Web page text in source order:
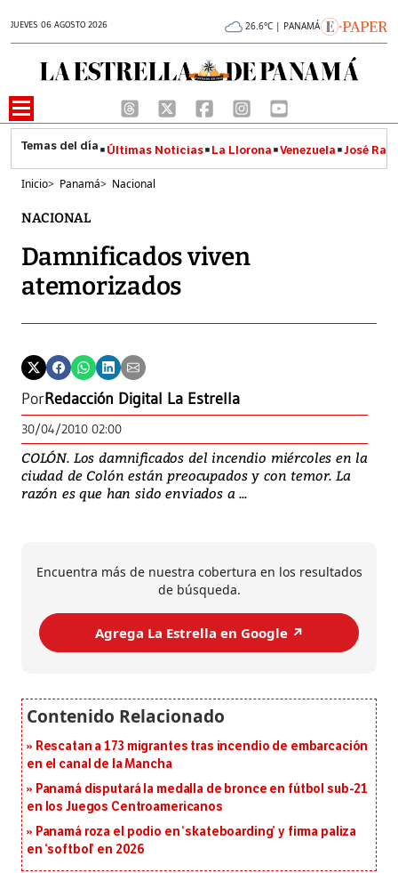
JUEVES 06 AGOSTO 2026 26.6°C | PANAMÁ
Últimas Noticias La Llorona Venezuela José
Inicio> Panamá> Nacional
NACIONAL
Damnificados viven
atemorizados
PorRedacción Digital La Estrella
30/04/2010 02:00
COLÓN. Los damnificados del incendio miércoles en la
ciudad de Colón están preocupados y con temor. La
razón es que han sido enviados a ...
Encuentra más de nuestra cobertura en los resultados
de búsqueda.
Agrega La Estrella en Google ↗️
Rescatan a 173 migrantes tras incendio de embarcación
en el canal de la Mancha
Panamá disputará la medalla de bronce en fútbol sub-21
en los Juegos Centroamericanos
Panamá roza el podio en ‘skateboarding’ y firma paliza
en ‘softbol’ en 2026